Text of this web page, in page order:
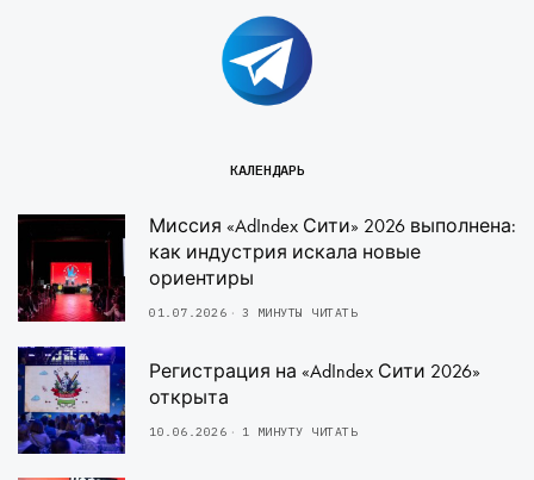
КАЛЕНДАРЬ
Миссия «AdIndex Сити» 2026 выполнена:
как индустрия искала новые
ориентиры
01.07.2026 3 МИНУТЫ ЧИТАТЬ
Регистрация на «AdIndex Сити 2026»
открыта
10.06.2026 1 МИНУТУ ЧИТАТЬ